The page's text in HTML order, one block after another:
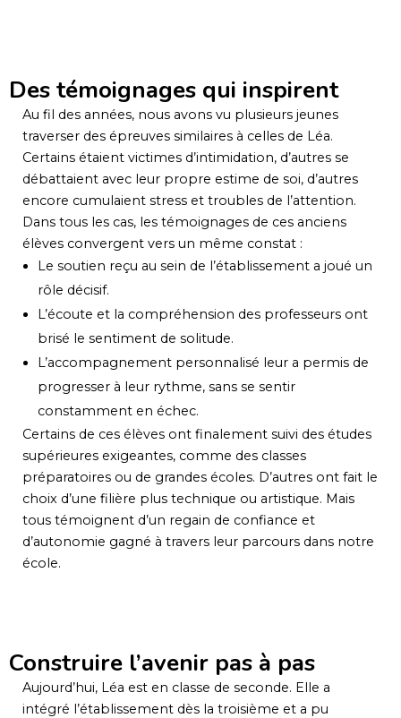
Des témoignages qui inspirent
Au fil des années, nous avons vu plusieurs jeunes
traverser des épreuves similaires à celles de Léa.
Certains étaient victimes d’intimidation, d’autres se
débattaient avec leur propre estime de soi, d’autres
encore cumulaient stress et troubles de l’attention.
Dans tous les cas, les témoignages de ces anciens
élèves convergent vers un même constat :
Le soutien reçu au sein de l’établissement a joué un
rôle décisif.
L’écoute et la compréhension des professeurs ont
brisé le sentiment de solitude.
L’accompagnement personnalisé leur a permis de
progresser à leur rythme, sans se sentir
constamment en échec.
Certains de ces élèves ont finalement suivi des études
supérieures exigeantes, comme des classes
préparatoires ou de grandes écoles. D’autres ont fait le
choix d’une filière plus technique ou artistique. Mais
tous témoignent d’un regain de confiance et
d’autonomie gagné à travers leur parcours dans notre
école.
Construire l’avenir pas à pas
Aujourd’hui, Léa est en classe de seconde. Elle a
intégré l’établissement dès la troisième et a pu